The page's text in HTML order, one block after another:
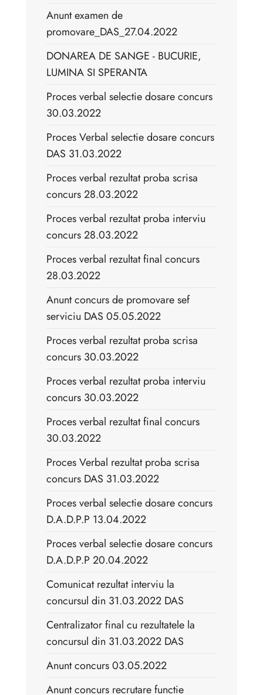
Anunt examen de
promovare_DAS_27.04.2022
DONAREA DE SANGE - BUCURIE,
LUMINA SI SPERANTA
Proces verbal selectie dosare concurs
30.03.2022
Proces Verbal selectie dosare concurs
DAS 31.03.2022
Proces verbal rezultat proba scrisa
concurs 28.03.2022
Proces verbal rezultat proba interviu
concurs 28.03.2022
Proces verbal rezultat final concurs
28.03.2022
Anunt concurs de promovare sef
serviciu DAS 05.05.2022
Proces verbal rezultat proba scrisa
concurs 30.03.2022
Proces verbal rezultat proba interviu
concurs 30.03.2022
Proces verbal rezultat final concurs
30.03.2022
Proces Verbal rezultat proba scrisa
concurs DAS 31.03.2022
Proces verbal selectie dosare concurs
D.A.D.P.P 13.04.2022
Proces verbal selectie dosare concurs
D.A.D.P.P 20.04.2022
Comunicat rezultat interviu la
concursul din 31.03.2022 DAS
Centralizator final cu rezultatele la
concursul din 31.03.2022 DAS
Anunt concurs 03.05.2022
Anunt concurs recrutare functie